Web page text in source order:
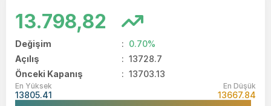
13.798,82
Değişim : 0.70%
Açılış
: 13728.7
Önceki Kapanış
: 13703.13
En Yüksek
13805.41
En Düşük
13667.84